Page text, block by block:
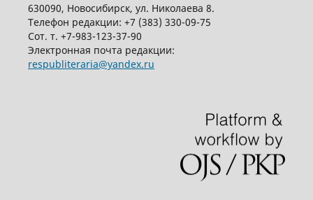
630090, Новосибирск, ул. Николаева 8.
Телефон редакции: +7 (383) 330-09-75
Сот. т. +7-983-123-37-90
Электронная почта редакции:
respubliteraria@yandex.ru